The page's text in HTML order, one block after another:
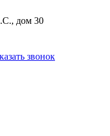
дом 30
звонок